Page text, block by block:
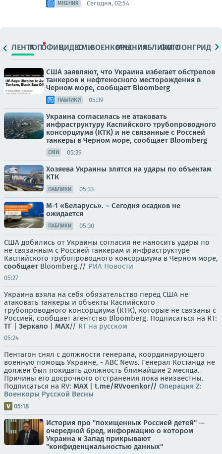
МНЕНИЯ Сегодня, 02:54
ЛЕНТАТОПОФИЦ.ВИДЕОСМИВОЕНКОРЫМНЕНИЯПАБЛИКИ
ФОТОЛОНГРИДЫ
США заявляют, что Украина избегает обстрелов
танкеров и нефтеносного месторождения в
Черном море, сообщает Bloomberg
ПАБЛИКИ 05:39
Украина согласилась не атаковать
инфраструктуру Каспийского трубопроводного
консорциума (КТК) и не связанные с Россией
танкеры в Черном море, сообщает Bloomberg
СМИ 05:39
Хозяева Украины злятся на удары по объектам
КТК
ПАБЛИКИ 05:33
М-1 «Беларусь». – Сегодня осадков не
ожидается
ПАБЛИКИ 05:30
США добились от Украины согласия не наносить удары по
не связанным с Россией танкерам и инфраструктуре
Каспийского трубопроводного консорциума в Черном море,
сообщает Bloomberg.// РИА Новости
05:27
Украина взяла на себя обязательство перед США не
атаковать танкеры и объекты Каспийского
трубопроводного консорциума (КТК), которые не связаны с
Россией, сообщает агентство Bloomberg. Подписаться на RT:
ТГ | Зеркало | MAX// RT на русском
05:24
Пентагон снял с должности генерала, координирующего
военную помощь Украине, - ABC News. Генерал Костанца не
должен был покидать должность ближайшие 2 месяца.
Причины его досрочного отстранения пока неизвестны.
Подписаться на RV: MAX| t.me/RVvoenkor// Операция Z:
Военкоры Русской Весны
05:18
История про "похищенных Россией детей" —
очередной бред, информацию о котором
Украина и Запад прикрывают
"конфиденциальностью данных"